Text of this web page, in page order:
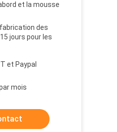
et la mousse
des
jours pour les
et Paypal
mois